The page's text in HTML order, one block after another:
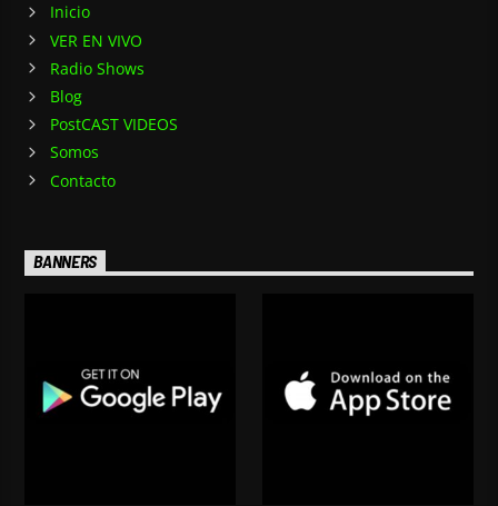
Inicio
VER EN VIVO
Radio Shows
Blog
PostCAST VIDEOS
Somos
Contacto
BANNERS